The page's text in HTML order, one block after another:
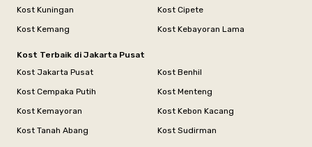
Kost Kuningan
Kost Cipete
Kost Kemang
Kost Kebayoran Lama
Kost Terbaik di Jakarta Pusat
Kost Jakarta Pusat
Kost Benhil
Kost Cempaka Putih
Kost Menteng
Kost Kemayoran
Kost Kebon Kacang
Kost Tanah Abang
Kost Sudirman